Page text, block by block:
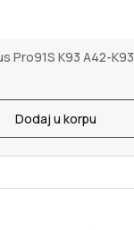
Pro91S K93 A42-K93
Dodaj u korpu